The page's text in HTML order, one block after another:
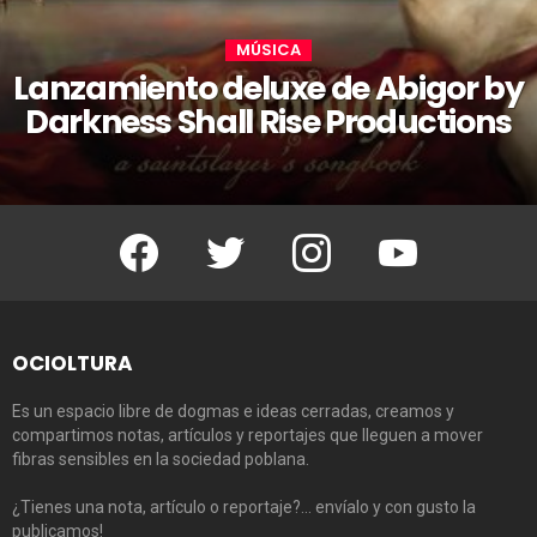
MÚSICA
Lanzamiento deluxe de Abigor by
Darkness Shall Rise Productions
Facebook Twitter Instagram Youtube
OCIOLTURA
Es un espacio libre de dogmas e ideas cerradas, creamos y
compartimos notas, artículos y reportajes que lleguen a mover
fibras sensibles en la sociedad poblana.
¿Tienes una nota, artículo o reportaje?… envíalo y con gusto la
publicamos!